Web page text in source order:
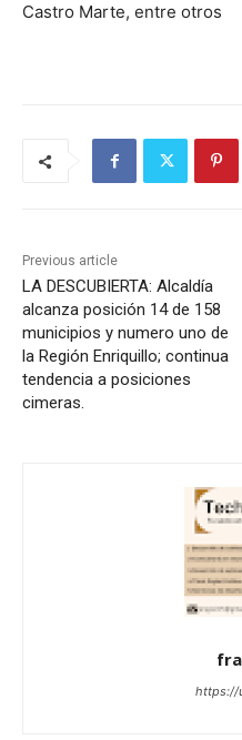
Castro Marte, entre otros
Previous article
LA DESCUBIERTA: Alcaldía
alcanza posición 14 de 158
municipios y numero uno de
la Región Enriquillo; continua
tendencia a posiciones
cimeras.
https://